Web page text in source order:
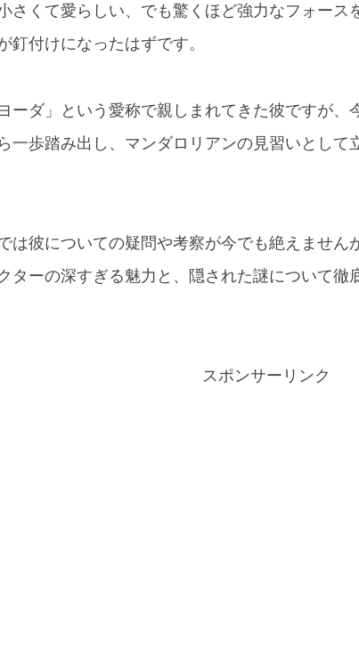
さくて愛らしい、でも驚くほど強力なフォース
釘付けになったはずです。
ーダ」という愛称で親しまれてきた彼ですが
一歩踏み出し、マンダロリアンの見習いとして
は彼についての疑問や考察が今でも絶えません
ターの深すぎる魅力と、隠された謎について徹
スポンサーリンク